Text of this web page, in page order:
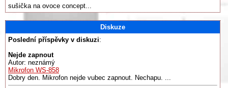
sušička na ovoce concept...
Diskuze
Poslední příspěvky v diskuzi:
Nejde zapnout
Autor: neznámý
Mikrofon WS-858
Dobry den. Mikrofon nejde vubec zapnout. Nechapu. ...